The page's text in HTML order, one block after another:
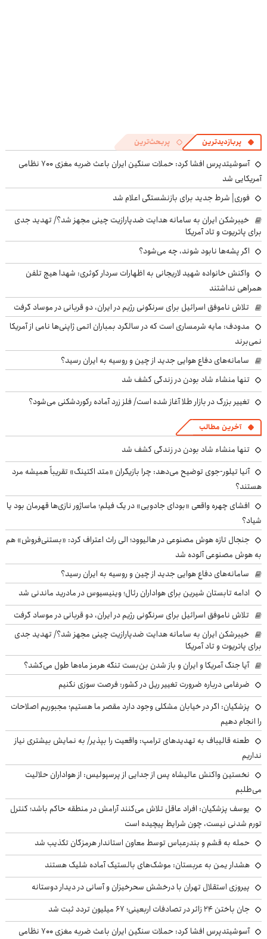
پربازدیدترین پربحث‌ترین
آسوشیتدپرس افشا کرد: حملات سنگین ایران باعث ضربه مغزی ۷۰۰ نظامی
آمریکایی شد
فوری| شرط جدید برای بازنشستگی اعلام شد
خیبرشکن ایران به سامانه هدایت ضدپارازیت چینی مجهز شد؟/ تهدید جدی
برای پاتریوت و تاد آمریکا
اگر پشه‌ها نابود شوند، چه می‌شود؟
واکنش خانواده شهید لاریجانی به اظهارات سردار کوثری: شهدا هیچ تلفن
همراهی نداشتند
تلاش ناموفق اسرائیل برای سرنگونی رژیم در ایران، دو قربانی در موساد گرفت
مدودف: مایه شرمساری است که در سالگرد بمباران اتمی ژاپنی‌ها نامی از آمریکا
نمی‌برند
سامانه‌های دفاع هوایی جدید از چین و روسیه به ایران رسید؟
تنها منشاء شاد بودن در زندگی کشف شد
تغییر بزرگ در بازار طلا آغاز شده است/ فلز زرد آماده رکوردشکنی می‌شود؟
آخرین مطالب
تنها منشاء شاد بودن در زندگی کشف شد
آنیا تیلور-جوی توضیح می‌دهد: چرا بازیگران «متد اکتینگ» تقریباً همیشه مرد
هستند؟
افشای چهره واقعی «بودای جادویی» در یک فیلم؛ ماساژور نازی‌ها قهرمان بود یا
شیاد؟
جنجال تازه هوش مصنوعی در هالیوود؛ الی راث اعتراف کرد: «بستنی‌فروش» هم
به هوش مصنوعی آلوده شد
سامانه‌های دفاع هوایی جدید از چین و روسیه به ایران رسید؟
ادامه تابستان شیرین برای هواداران رئال؛ وینیسیوس در مادرید ماندنی شد
تلاش ناموفق اسرائیل برای سرنگونی رژیم در ایران، دو قربانی در موساد گرفت
خیبرشکن ایران به سامانه هدایت ضدپارازیت چینی مجهز شد؟/ تهدید جدی
برای پاتریوت و تاد آمریکا
آیا جنگ آمریکا و ایران و باز شدن بن‌بست تنگه هرمز ماه‌ها طول می‌کشد؟
ضرغامی درباره ضرورت تغییر ریل در کشور: فرصت سوزی نکنیم
پزشکیان: اگر در خیابان مشکلی وجود دارد مقصر ما هستیم؛ مجبوریم اصلاحات
را انجام دهیم
طعنه قالیباف به تهدیدهای ترامپ: واقعیت را بپذیر/ به نمایش بیشتری نیاز
نداریم
نخستین واکنش عالیشاه پس از جدایی از پرسپولیس: از هواداران حلالیت
می‌طلبم
یوسف پزشکیان: افراد عاقل تلاش می‌کنند آرامش در منطقه حاکم باشد؛ کنترل
تورم شدنی نیست، چون شرایط پیچیده است
حمله به قشم و بندرعباس توسط معاون استاندار هرمزگان تکذیب شد
هشدار یمن به عربستان: موشک‌های بالستیک آماده شلیک هستند
پیروزی استقلال تهران با درخشش سحرخیزان و آسانی در دیدار دوستانه
جان باختن ۲۴ زائر در تصادفات اربعینی؛ ۶۷ میلیون تردد ثبت شد
آسوشیتدپرس افشا کرد: حملات سنگین ایران باعث ضربه مغزی ۷۰۰ نظامی